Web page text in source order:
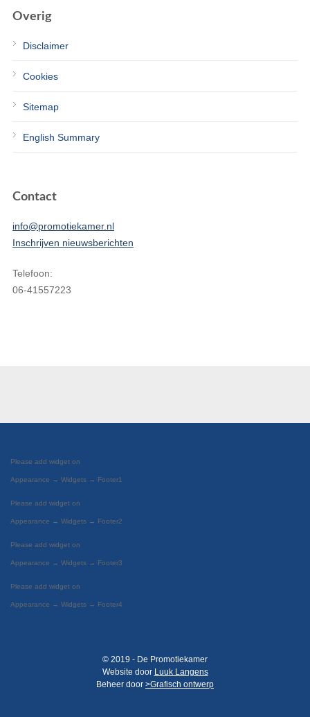
Overig
Disclaimer
Cookies
Sitemap
English Summary
Contact
info@promotiekamer.nl
Inschrijven nieuwsberichten
Telefoon:
06-41557223
Please add widget on
Appearance → Widgets → Footer1
Please add widget on
Appearance → Widgets → Footer2
Please add widget on
Appearance → Widgets → Footer3
Please add widget on
Appearance → Widgets → Footer4
© 2019 - De Promotiekamer
Website door Luuk Langens
Beheer door >Grafisch ontwerp